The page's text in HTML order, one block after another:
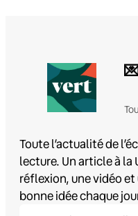
Toute l’actualité de
lecture. Un article à la
réflexion, une vidéo
bonne idée chaque